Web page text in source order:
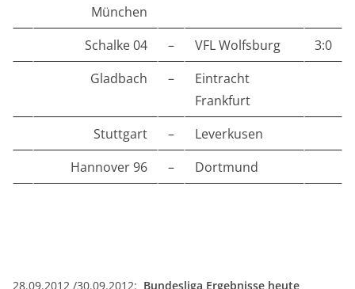
München
Schalke 04 – VFL Wolfsburg
3:0
Gladbach
–
Eintracht
Frankfurt
Stuttgart
–
Leverkusen
Hannover 96
– Dortmund
28.09.2012 /30.09.2012: Bundesliga Ergebnisse heute